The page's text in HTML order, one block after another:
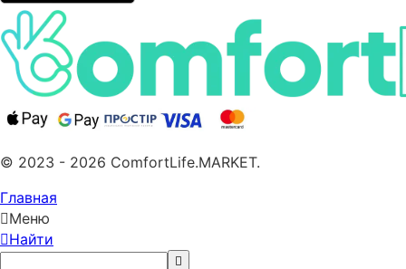
© 2023 - 2026 ComfortLife.MARKET.
Главная
Меню
Найти